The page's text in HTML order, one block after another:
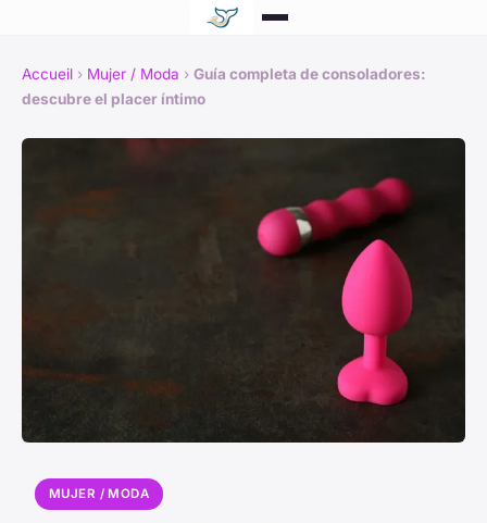
Accueil › Mujer / Moda › Guía completa de consoladores:
descubre el placer íntimo
MUJER / MODA